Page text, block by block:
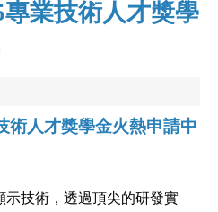
專業技術人才獎學
術人才獎學金火熱申請中
技術，透過頂尖的研發實